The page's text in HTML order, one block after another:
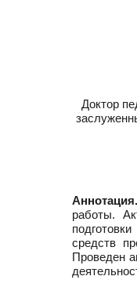
Доктор
Аннотация.
работы.
средств
Проведен